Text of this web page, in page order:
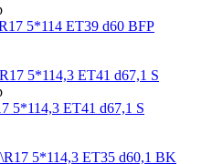
5*114 ET39 d60 BFP
5*114,3 ET41 d67,1 S